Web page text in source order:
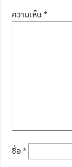
ความเห็น *
ชื่อ*